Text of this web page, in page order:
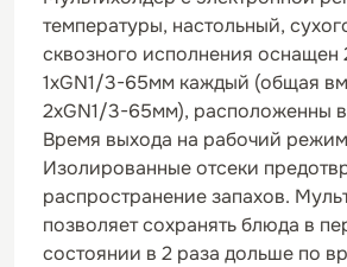
температуры, настольный,
сквозного исполнения оснащен
1хGN1/3-65мм каждый (общая
2хGN1/3-65мм), расположенны в
Время выхода на рабочий
Изолированные отсеки
распространение запахов.
позволяет сохранять блюда в
состоянии в 2 раза дольше по